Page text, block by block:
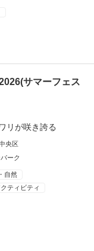
サマーフェス
リが咲き誇る
央区
ーク
自然
ティビティ